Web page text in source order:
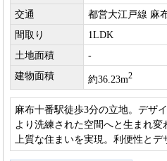
交通
都営大江戸線 麻
間取り
1LDK
土地面積
-
建物面積
約36.23m2
麻布十番駅徒歩3分の立地。デザ
より洗練された空間へと生まれ
上質な住まいを実現。利便性と
性にも優れた一室。